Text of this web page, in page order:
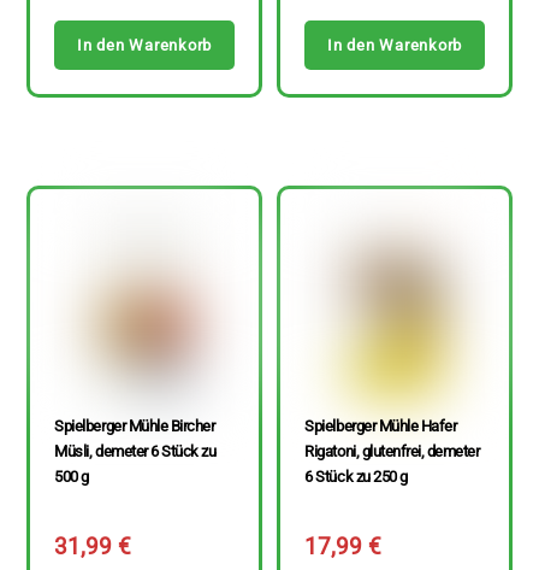
In den Warenkorb In den Warenkorb
Spielberger Mühle Bircher
Müsli, demeter 6 Stück zu
500 g
31,99€
Spielberger Mühle Hafer
Rigatoni, glutenfrei, demeter
6 Stück zu 250 g
17,99€